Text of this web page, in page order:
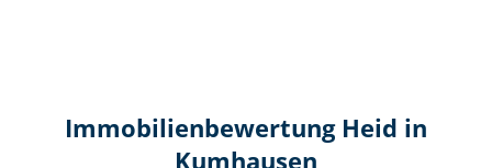
Immobilien­bewertung Heid in
Kumhausen